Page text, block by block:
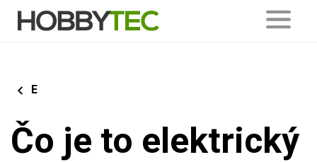
E
Čo je to elektrický